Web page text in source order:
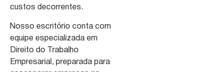
custos decorrentes.
Nosso escritório conta com
equipe especializada em
Direito do Trabalho
Empresarial, preparada para